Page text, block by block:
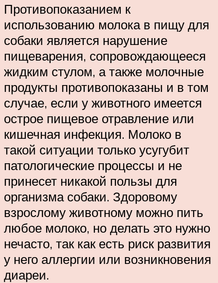
Противопоказанием к
использованию молока в пищу для
собаки является нарушение
пищеварения, сопровождающееся
жидким стулом, а также молочные
продукты противопоказаны и в том
случае, если у животного имеется
острое пищевое отравление или
кишечная инфекция. Молоко в
такой ситуации только усугубит
патологические процессы и не
принесет никакой пользы для
организма собаки. Здоровому
взрослому животному можно пить
любое молоко, но делать это нужно
нечасто, так как есть риск развития
у него аллергии или возникновения
диареи.